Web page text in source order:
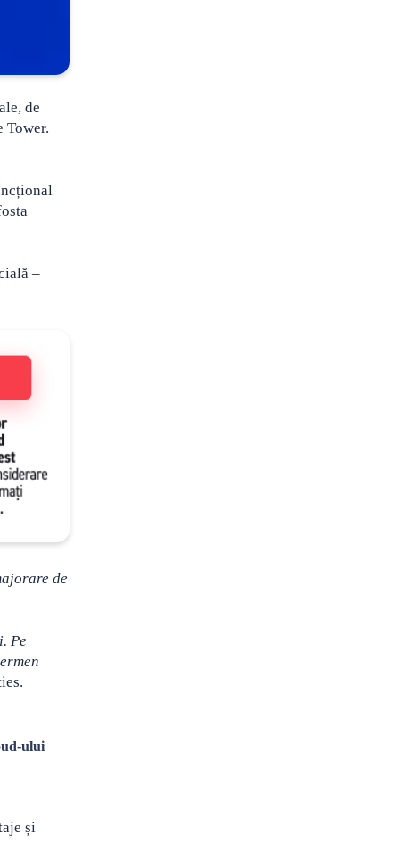
de
Tower.
–
de
Pe
ului
și